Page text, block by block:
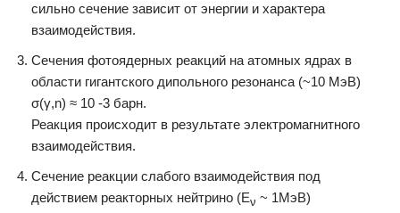
сильно сечение зависит от энергии и характера
взаимодействия.
Сечения фотоядерных реакций на атомных ядрах в
области гигантского дипольного резонанса (~10 МэВ)
σ(γ,n) ≈ 10 -3 барн.
Реакция происходит в результате электромагнитного
взаимодействия.
Сечение реакции слабого взаимодействия под
действием реакторных нейтрино (Eν ~ 1МэВ)